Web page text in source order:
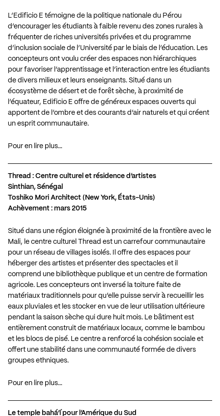
L’Edificio E témoigne de la politique nationale du Pérou
d’encourager les étudiants à faible revenu des zones rurales à
fréquenter de riches universités privées et du programme
d’inclusion sociale de l’Université par le biais de l’éducation. Les
concepteurs ont voulu créer des espaces non hiérarchiques
pour favoriser l’apprentissage et l’interaction entre les étudiants
de divers milieux et leurs enseignants. Situé dans un
écosystème de désert et de forêt sèche, à proximité de
l’équateur, Edificio E offre de généreux espaces ouverts qui
apportent de l’ombre et des courants d’air naturels et qui créent
un esprit communautaire.
Pour en lire plus…
Thread : Centre culturel et résidence d’artistes
Sinthian, Sénégal
Toshiko Mori Architect (New York, États-Unis)
Achèvement : mars 2015
Situé dans une région éloignée à proximité de la frontière avec le
Mali, le centre culturel Thread est un carrefour communautaire
pour un réseau de villages isolés. Il offre des espaces pour
héberger des artistes et présenter des spectacles et il
comprend une bibliothèque publique et un centre de formation
agricole. Les concepteurs ont inversé la toiture faite de
matériaux traditionnels pour qu’elle puisse servir à recueillir les
eaux pluviales et les stocker en vue de leur utilisation ultérieure
pendant la saison sèche qui dure huit mois. Le bâtiment est
entièrement construit de matériaux locaux, comme le bambou
et les blocs de pisé. Le centre a renforcé la cohésion sociale et
offert une stabilité dans une communauté formée de divers
groupes ethniques.
Pour en lire plus…
Le temple bahá’í pour l’Amérique du Sud